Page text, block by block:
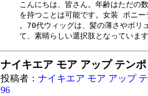
こんにちは、皆さん。年齢はただの
を持つことは可能です。女装 ポニ
。70代ウィッグは、髪の薄さやボリ
て、素晴らしい選択肢となっていま
ナイキエア モア アップ テンポ
投稿者： ナイキエア モア アップ
96